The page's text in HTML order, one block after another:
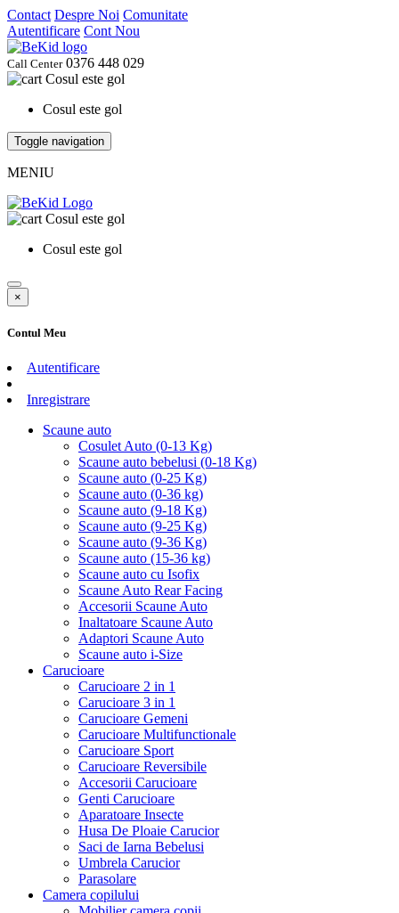
Contact Despre Noi Comunitate
Autentificare Cont Nou
Call Center0376 448 029
Cosul este gol
Cosul este gol
Toggle navigation
MENIU
Cosul este gol
Cosul este gol
×
Contul Meu
Autentificare
Inregistrare
Scaune auto
Cosulet Auto (0-13 Kg)
Scaune auto bebelusi (0-18 Kg)
Scaune auto (0-25 Kg)
Scaune auto (0-36 kg)
Scaune auto (9-18 Kg)
Scaune auto (9-25 Kg)
Scaune auto (9-36 Kg)
Scaune auto (15-36 kg)
Scaune auto cu Isofix
Scaune Auto Rear Facing
Accesorii Scaune Auto
Inaltatoare Scaune Auto
Adaptori Scaune Auto
Scaune auto i-Size
Carucioare
Carucioare 2 in 1
Carucioare 3 in 1
Carucioare Gemeni
Carucioare Multifunctionale
Carucioare Sport
Carucioare Reversibile
Accesorii Carucioare
Genti Carucioare
Aparatoare Insecte
Husa De Ploaie Carucior
Saci de Iarna Bebelusi
Umbrela Carucior
Parasolare
Camera copilului